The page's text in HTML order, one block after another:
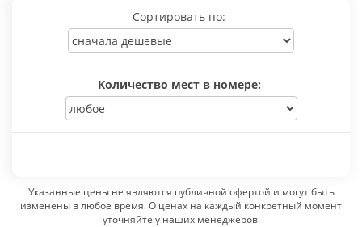
Сортировать по:
Количество мест в номере:
Указанные цены не являются публичной офертой и могут быть
изменены в любое время. О ценах на каждый конкретный момент
уточняйте у наших менеджеров.